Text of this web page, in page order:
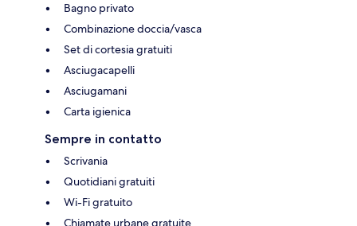
Bagno privato
Combinazione doccia/vasca
Set di cortesia gratuiti
Asciugacapelli
Asciugamani
Carta igienica
Sempre in contatto
Scrivania
Quotidiani gratuiti
Wi-Fi gratuito
Chiamate urbane gratuite